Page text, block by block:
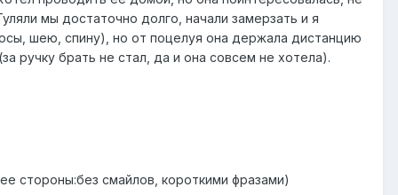
мы достаточно долго, начали замерзать и я
шею, спину), но от поцелуя она держала дистанцию
ручку брать не стал, да и она совсем не хотела).
стороны:без смайлов, короткими фразами)